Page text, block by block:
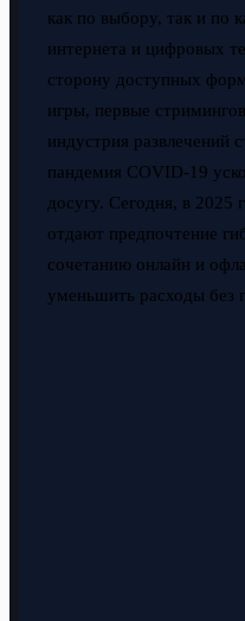
как по выбору, так и по
интернета и цифровых
сторону доступных
игры, первые
индустрия развлечений
пандемия COVID-19
досугу. Сегодня, в 2025
отдают предпочтение
сочетанию онлайн и
уменьшить расходы без